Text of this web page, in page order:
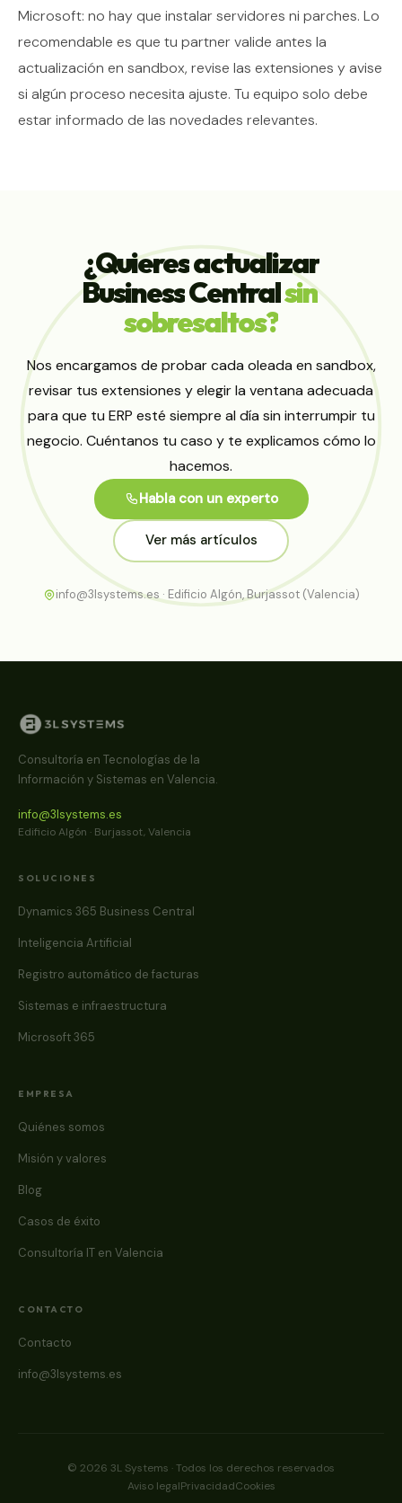
Microsoft: no hay que instalar servidores ni parches. Lo
recomendable es que tu partner valide antes la
actualización en sandbox, revise las extensiones y avise
si algún proceso necesita ajuste. Tu equipo solo debe
estar informado de las novedades relevantes.
¿Quieresactualizar
BusinessCentralsin
sobresaltos?
Nos encargamos de probar cada oleada en sandbox,
revisar tus extensiones y elegir la ventana adecuada
para que tu ERP esté siempre al día sin interrumpir tu
negocio. Cuéntanos tu caso y te explicamos cómo lo
hacemos.
Habla con un experto
Ver más artículos
info@3lsystems.es · Edificio Algón, Burjassot (Valencia)
Consultoría en Tecnologías de la
Información y Sistemas en Valencia.
info@3lsystems.es
Edificio Algón · Burjassot, Valencia
SOLUCIONES
Dynamics 365 Business Central
Inteligencia Artificial
Registro automático de facturas
Sistemas e infraestructura
Microsoft 365
EMPRESA
Quiénes somos
Misión y valores
Blog
Casos de éxito
Consultoría IT en Valencia
CONTACTO
Contacto
info@3lsystems.es
© 2026 3L Systems · Todos los derechos reservados
Aviso legalPrivacidadCookies